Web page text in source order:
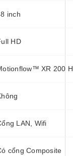
inch
HD
XR 200
LAN, Wifi
cổng Composite